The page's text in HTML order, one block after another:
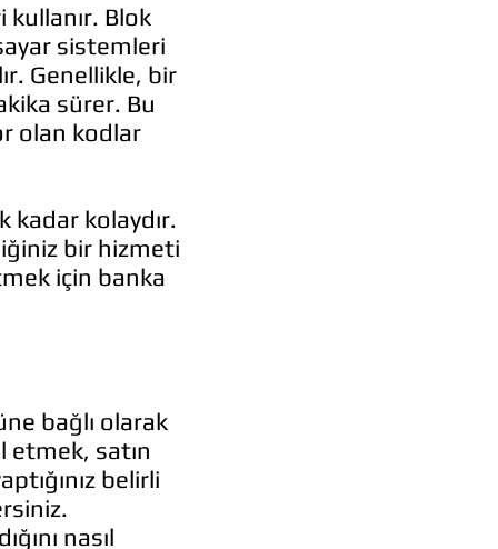
Blok
sistemleri
Genellikle, bir
sürer. Bu
olan kodlar
kadar kolaydır.
bir hizmeti
için banka
bağlı olarak
etmek, satın
belirli
nasıl